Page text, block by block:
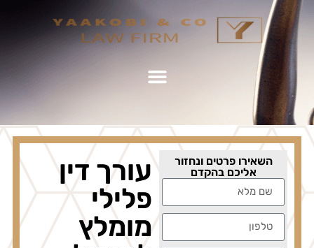
השאירו פרטים ונחזור
אליכם בהקדם
עורך דין
פלילי
מומלץ